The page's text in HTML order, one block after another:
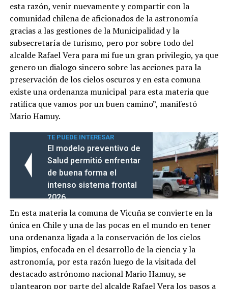
esta razón, venir nuevamente y compartir con la
comunidad chilena de aficionados de la astronomía
gracias a las gestiones de la Municipalidad y la
subsecretaría de turismo, pero por sobre todo del
alcalde Rafael Vera para mi fue un gran privilegio, ya que
genero un dialogo sincero sobre las acciones para la
preservación de los cielos oscuros y en esta comuna
existe una ordenanza municipal para esta materia que
ratifica que vamos por un buen camino”, manifestó
Mario Hamuy.
TE PUEDE INTERESAR
El modelo preventivo de
Salud permitió enfrentar
de buena forma el
intenso sistema frontal
2026
En esta materia la comuna de Vicuña se convierte en la
única en Chile y una de las pocas en el mundo en tener
una ordenanza ligada a la conservación de los cielos
limpios, enfocada en el desarrollo de la ciencia y la
astronomía, por esta razón luego de la visitada del
destacado astrónomo nacional Mario Hamuy, se
plantearon por parte del alcalde Rafael Vera los pasos a